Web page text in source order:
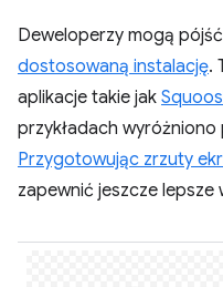
Deweloperzy mogą
dostosowaną instalację.
aplikacje takie jak
przykładach wyróżniono
Przygotowując zrzuty
zapewnić jeszcze lepsze